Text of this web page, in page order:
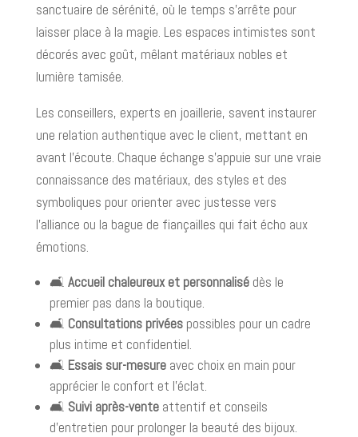
sanctuaire de sérénité, où le temps s’arrête pour
laisser place à la magie. Les espaces intimistes sont
décorés avec goût, mêlant matériaux nobles et
lumière tamisée.
Les conseillers, experts en joaillerie, savent instaurer
une relation authentique avec le client, mettant en
avant l’écoute. Chaque échange s’appuie sur une vraie
connaissance des matériaux, des styles et des
symboliques pour orienter avec justesse vers
l’alliance ou la bague de fiançailles qui fait écho aux
émotions.
🛋️ Accueil chaleureux et personnalisédès le
premier pas dans la boutique.
🛋️ Consultations privéespossibles pour un cadre
plus intime et confidentiel.
🛋️ Essais sur-mesureavec choix en main pour
apprécier le confort et l’éclat.
🛋️ Suivi après-venteattentif et conseils
d’entretien pour prolonger la beauté des bijoux.